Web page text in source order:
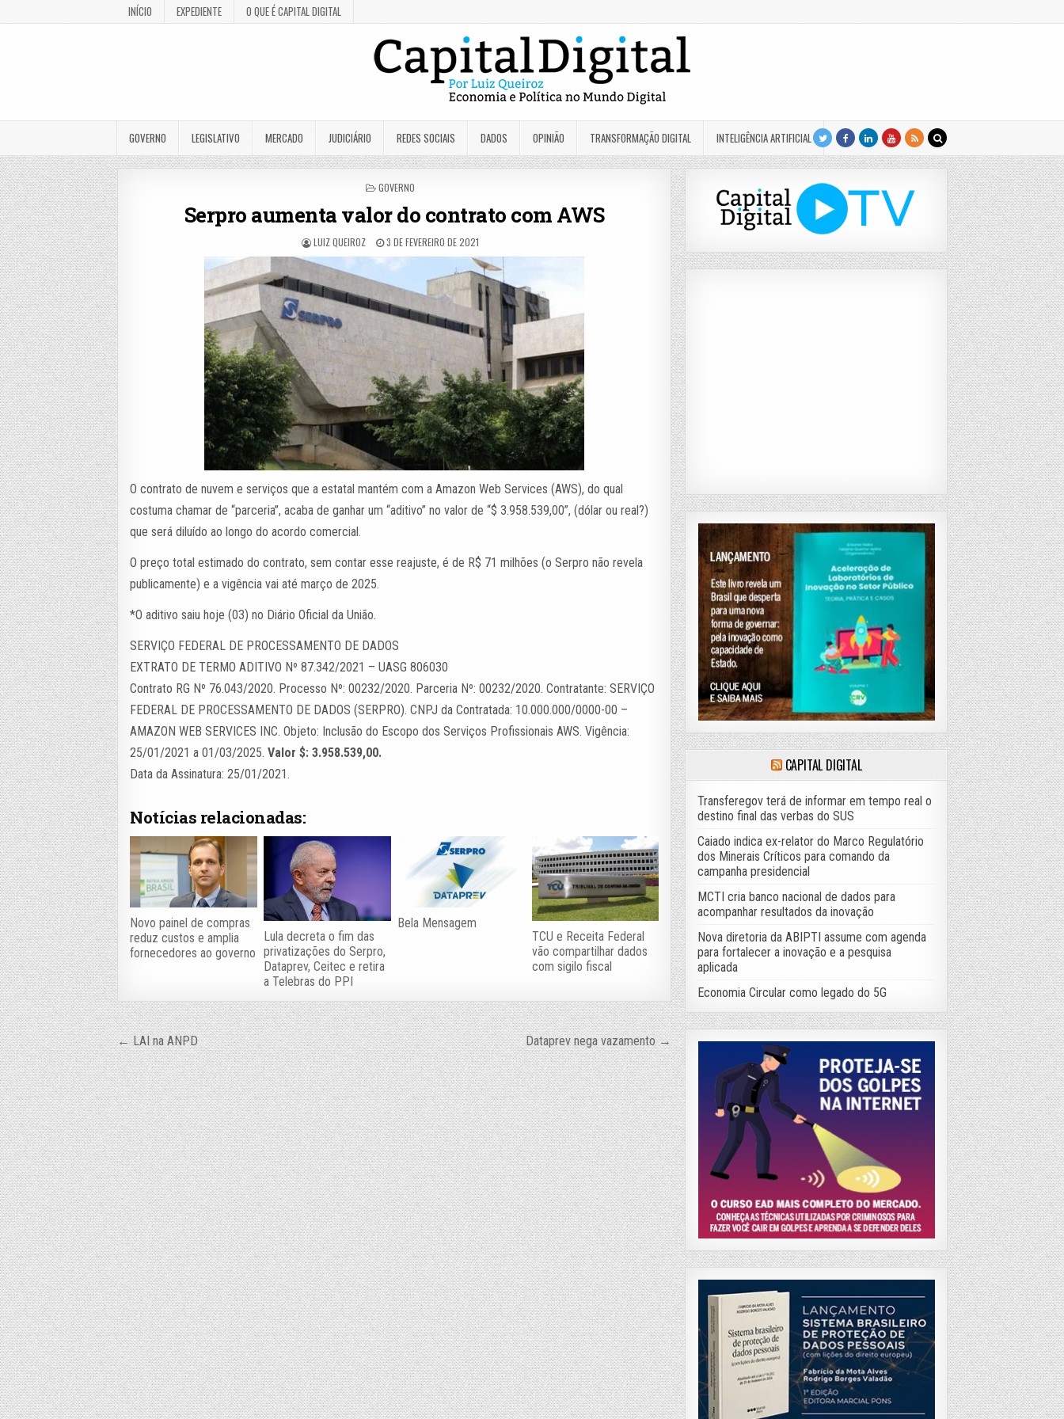
INÍCIO EXPEDIENTE O QUE É CAPITAL DIGITAL
GOVERNO LEGISLATIVO MERCADO JUDICIÁRIO REDES SOCIAIS DADOS OPINIÃO TRANSFORMAÇÃO DIGITAL INTELIGÊNCIA ARTIFICIAL
POSTED
GOVERNO
Serpro aumenta valor do contrato com AWS
LUIZ QUEIROZ 3 DE FEVEREIRO DE 2021
O contrato de nuvem e serviços que a estatal mantém com a Amazon Web Services (AWS), do qual
costuma chamar de “parceria”, acaba de ganhar um “aditivo” no valor de “$ 3.958.539,00”, (dólar ou real?)
que será diluído ao longo do acordo comercial.
O preço total estimado do contrato, sem contar esse reajuste, é de R$ 71 milhões (o Serpro não revela
publicamente) e a vigência vai até março de 2025.
*O aditivo saiu hoje (03) no Diário Oficial da União.
SERVIÇO FEDERAL DE PROCESSAMENTO DE DADOS
EXTRATO DE TERMO ADITIVO Nº 87.342/2021 – UASG 806030
Contrato RG Nº 76.043/2020. Processo Nº: 00232/2020. Parceria Nº: 00232/2020. Contratante: SERVIÇO
FEDERAL DE PROCESSAMENTO DE DADOS (SERPRO). CNPJ da Contratada: 10.000.000/0000-00 –
AMAZON WEB SERVICES INC. Objeto: Inclusão do Escopo dos Serviços Profissionais AWS. Vigência:
25/01/2021 a 01/03/2025.Valor $: 3.958.539,00.
Data da Assinatura: 25/01/2021.
Notícias relacionadas:
Novo painel de compras
reduz custos e amplia
fornecedores ao governo
Lula decreta o fim das
privatizações do Serpro,
Dataprev, Ceitec e retira
a Telebras do PPI
Bela Mensagem
TCU e Receita Federal
vão compartilhar dados
com sigilo fiscal
Navegação
de
Post
← LAI na ANPD Dataprev nega vazamento →
CAPITAL DIGITAL
Transferegov terá de informar em tempo real o
destino final das verbas do SUS
Caiado indica ex-relator do Marco Regulatório
dos Minerais Críticos para comando da
campanha presidencial
MCTI cria banco nacional de dados para
acompanhar resultados da inovação
Nova diretoria da ABIPTI assume com agenda
para fortalecer a inovação e a pesquisa
aplicada
Economia Circular como legado do 5G